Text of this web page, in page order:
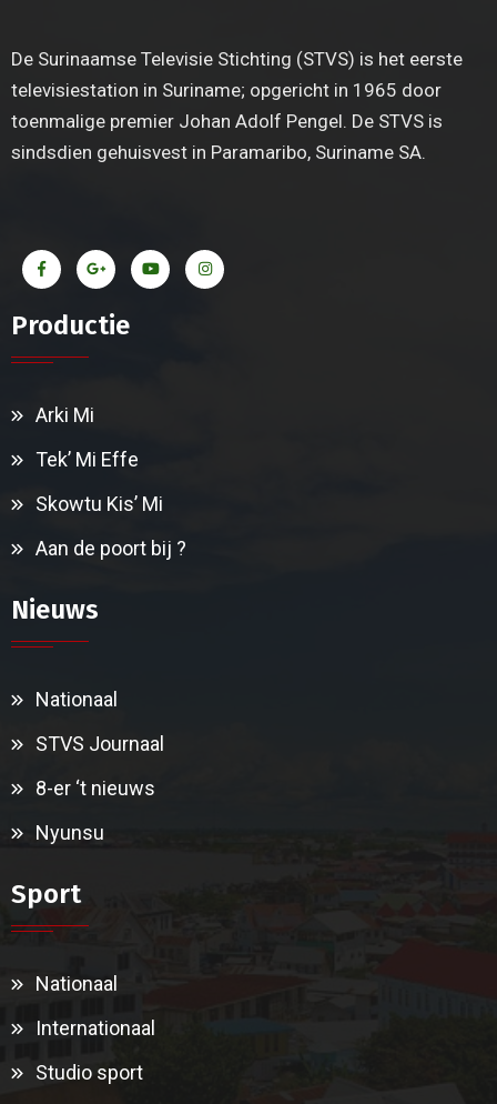
De Surinaamse Televisie Stichting (STVS) is het eerste
televisiestation in Suriname; opgericht in 1965 door
toenmalige premier Johan Adolf Pengel. De STVS is
sindsdien gehuisvest in Paramaribo, Suriname SA.
Productie
Arki Mi
Tek’ Mi Effe
Skowtu Kis’ Mi
Aan de poort bij ?
Nieuws
Nationaal
STVS Journaal
8-er ‘t nieuws
Nyunsu
Sport
Nationaal
Internationaal
Studio sport